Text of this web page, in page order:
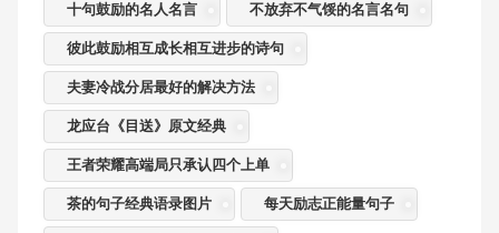
十句鼓励的名人名言 不放弃不气馁的名言名句
彼此鼓励相互成长相互进步的诗句
夫妻冷战分居最好的解决方法
龙应台《目送》原文经典
王者荣耀高端局只承认四个上单
茶的句子经典语录图片 每天励志正能量句子